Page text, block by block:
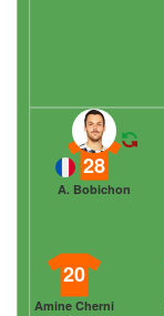
20
Amine Cherni
28
A. Bobichon